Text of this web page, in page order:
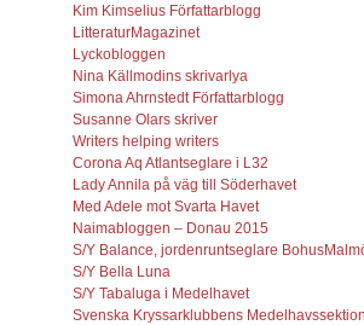
Kim Kimselius Författarblogg
LitteraturMagazinet
Lyckobloggen
Nina Källmodins skrivarlya
Simona Ahrnstedt Författarblogg
Susanne Olars skriver
Writers helping writers
Corona Aq Atlantseglare i L32
Lady Annila på väg till Söderhavet
Med Adele mot Svarta Havet
Naimabloggen – Donau 2015
S/Y Balance, jordenruntseglare
S/Y Bella Luna
S/Y Tabaluga i Medelhavet
Svenska Kryssarklubbens Medelhavssektion